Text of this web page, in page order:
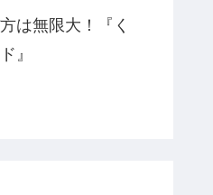
は無限大！『く
』